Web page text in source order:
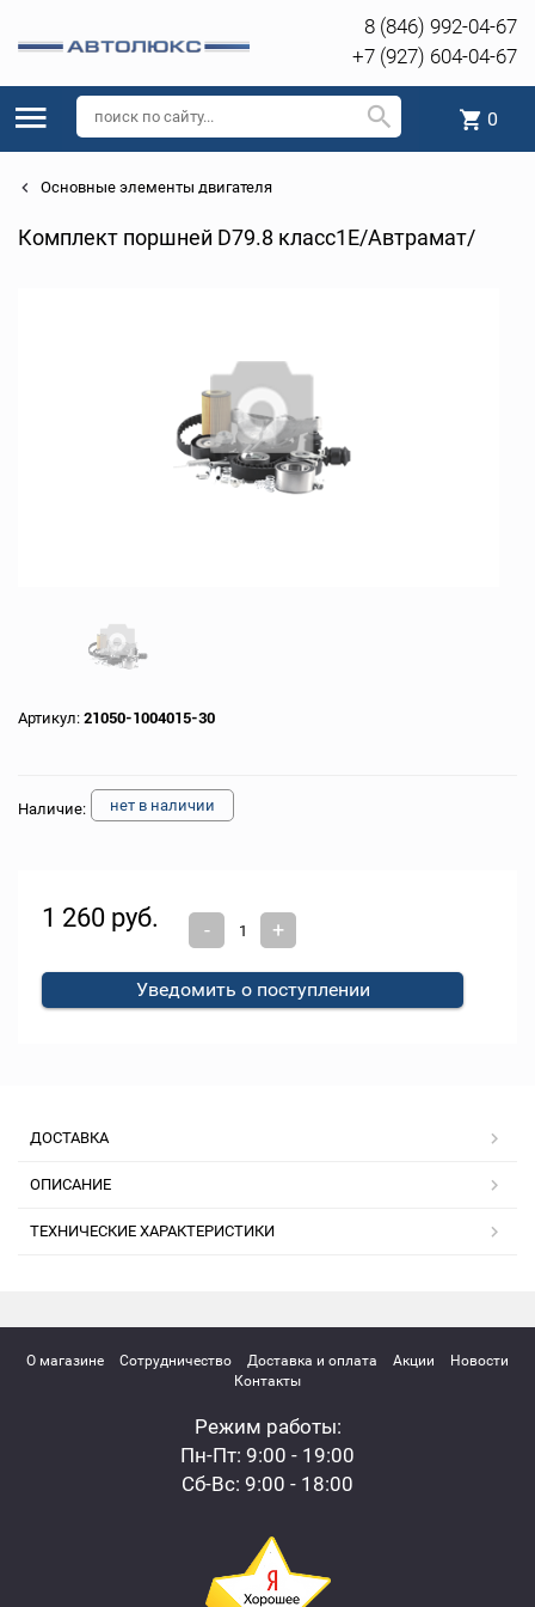
8 (846) 992-04-67
+7 (927) 604-04-67
0
Основные элементы двигателя
Комплект поршней D79.8 класс1Е/Автрамат/
Артикул: 21050-1004015-30
Наличие: нет в наличии
1 260 руб. - +
Уведомить о поступлении
ДОСТАВКА
ОПИСАНИЕ
ТЕХНИЧЕСКИЕ ХАРАКТЕРИСТИКИ
О магазине Сотрудничество Доставка и оплата Акции
Новости
Контакты
Режим работы:
Пн-Пт: 9:00 - 19:00
Сб-Вс: 9:00 - 18:00